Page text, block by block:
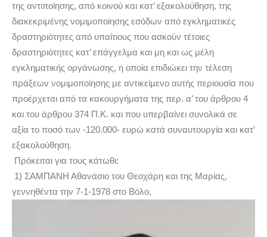
της αντιποίησης, από κοινού και κατ’ εξακολούθηση, της
διακεκριμένης νομιμοποίησης εσόδων από εγκληματικές
δραστηριότητες από υπαίτιους που ασκούν τέτοιες
δραστηριότητες κατ’ επάγγελμα και μη και ως μέλη
εγκληματικής οργάνωσης, η οποία επιδιώκει την τέλεση
πράξεων νομιμοποίησης με αντικείμενο αυτής περιουσία που
προέρχεται από τα κακουργήματα της περ. α’ του άρθρου 4
και του άρθρου 374 Π.Κ. και που υπερβαίνει συνολικά σε
αξία το ποσό των -120.000- ευρώ κατά συναυτουργία και κατ’
εξακολούθηση.
Πρόκειται για τους κάτωθι:
1) ΣΑΜΠΑΝΗ Αθανάσιο του Θεοχάρη και της Μαρίας,
γεννηθέντα την 7-1-1978 στο Βόλο,